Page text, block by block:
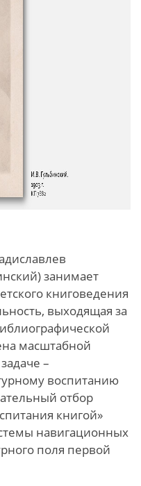
занимает
книговедения
выходящая за
масштабной
–
воспитанию
отбор
книгой»
навигационных
поля первой